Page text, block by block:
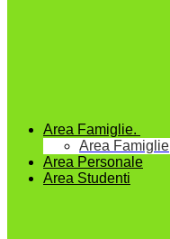
Area Famiglie.
Area Famiglie
Area Personale
Area Studenti